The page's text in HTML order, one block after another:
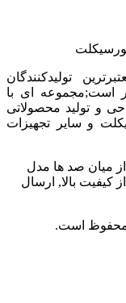
تولیدکنندگان
است;مجموعه ای با
و تولید محصولاتی
و سایر تجهیزات
از میان صد ها مدل
کیفیت بالا, ارسال
محفوظ است.